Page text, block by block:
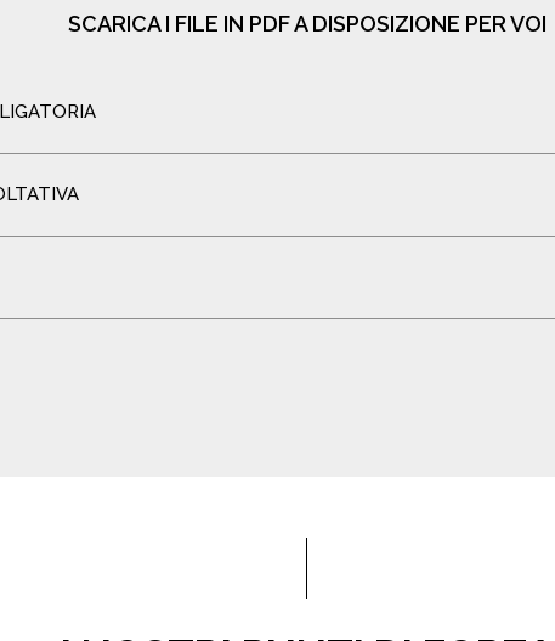
SCARICA I FILE IN PDF A DISPOSIZIONE PER VOI